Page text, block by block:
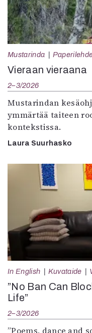
Mustarinda
Vieraan vieraana
2–3/2026
Mustarindan
ymmärtää taiteen
kontekstissa.
Laura Suurhasko
In English Kuvataide
”No Ban Can
Life”
2–3/2026
”Poems, dance and